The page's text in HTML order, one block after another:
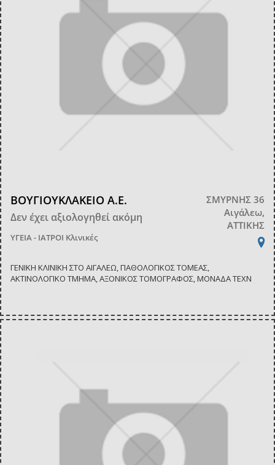
ΒΟΥΓΙΟΥΚΛΑΚΕΙΟ Α.Ε.
Δεν έχει αξιολογηθεί ακόμη
ΥΓΕΙΑ - ΙΑΤΡΟΙ Κλινικές
ΣΜΥΡΝΗΣ 36
Αιγάλεω,
ΑΤΤΙΚΗΣ
ΓΕΝΙΚΗ ΚΛΙΝΙΚΗ ΣΤΟ ΑΙΓΑΛΕΩ, ΠΑΘΟΛΟΓΙΚΟΣ ΤΟΜΕΑΣ,
ΑΚΤΙΝΟΛΟΓΙΚΟ ΤΜΗΜΑ, ΑΞΟΝΙΚΟΣ ΤΟΜΟΓΡΑΦΟΣ, ΜΟΝΑΔΑ ΤΕΧΝ